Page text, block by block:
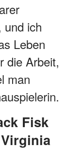
und ich
Leben
die Arbeit,
man